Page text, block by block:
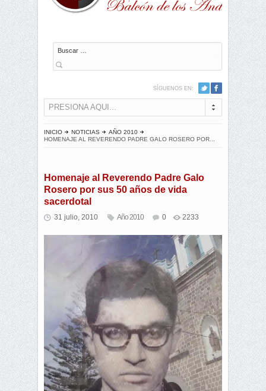
Buscar
SÍGUENOS EN:
PRESIONA AQUI...
INICIO NOTICIAS
AÑO 2010
HOMENAJE AL REVERENDO PADRE GALO ROSERO POR...
Homenaje al Reverendo Padre Galo
Rosero por sus 50 años de vida
sacerdotal
31 julio, 2010 Año 2010 0 2233